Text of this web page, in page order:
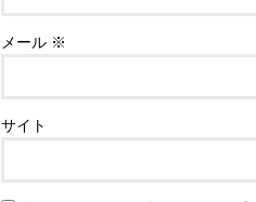
メール ※
サイト